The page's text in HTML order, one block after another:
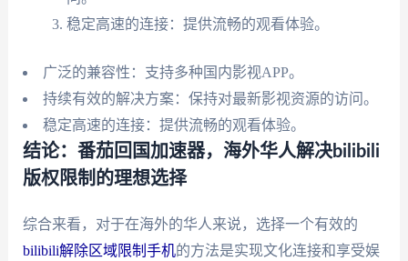
稳定高速的连接：提供流畅的观看体验。
广泛的兼容性：支持多种国内影视APP。
持续有效的解决方案：保持对最新影视资源的访问。
稳定高速的连接：提供流畅的观看体验。
结论：番茄回国加速器，海外华人解决bilibili
版权限制的理想选择
综合来看，对于在海外的华人来说，选择一个有效的
bilibili解除区域限制手机的方法是实现文化连接和享受娱